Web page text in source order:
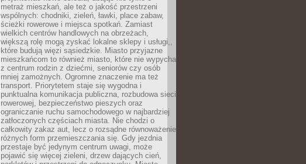
metraż mieszkań, ale też o jakość przestrzeni
wspólnych: chodniki, zieleń, ławki, place zabaw,
ścieżki rowerowe i miejsca spotkań. Zamiast
wielkich centrów handlowych na obrzeżach,
większą rolę mogą zyskać lokalne sklepy i usługi,,
które budują więzi sąsiedzkie. Miasto przyjazne
mieszkańcom to również miasto, które nie wypycha
z centrum rodzin z dziećmi, seniorów czy osób
mniej zamożnych. Ogromne znaczenie ma też
transport. Priorytetem staje się wygodna i
punktualna komunikacja publiczna, rozbudowa sieci
rowerowej, bezpieczeństwo pieszych oraz
ograniczanie ruchu samochodowego w najbardziej
zatłoczonych częściach miasta. Nie chodzi o
całkowity zakaz aut, lecz o rozsądne równoważenie
różnych form przemieszczania się. Gdy jezdnia
przestaje być jedynym centrum uwagi, może
pojawić się więcej zieleni, drzew dających cień,